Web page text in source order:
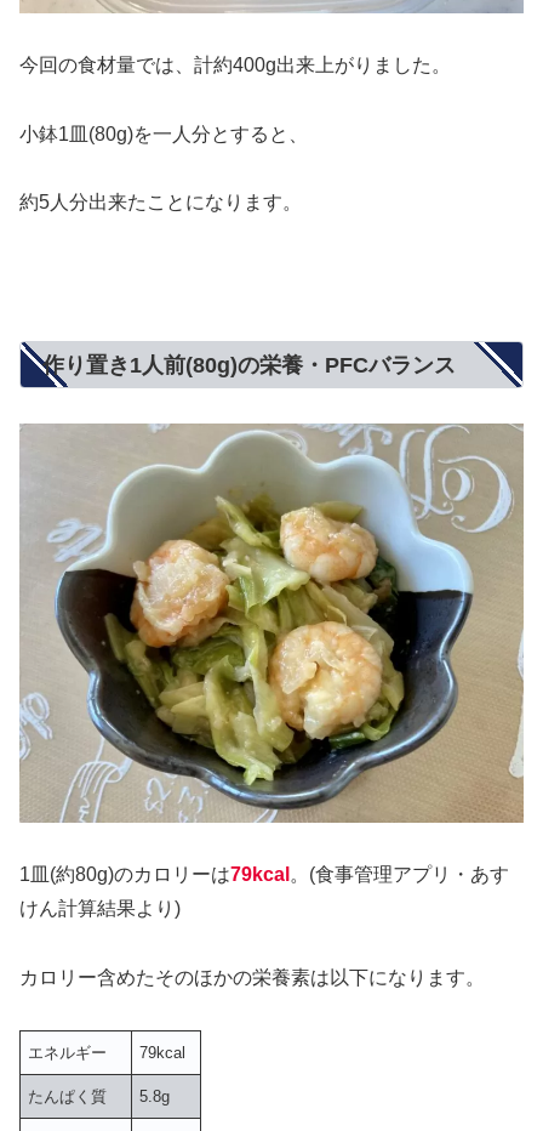
今回の食材量では、計約400g出来上がりました。
小鉢1皿(80g)を一人分とすると、
約5人分出来たことになります。
作り置き1人前(80g)の栄養・PFCバランス
1皿(約80g)のカロリーは79kcal 。(食事管理アプリ・あす
けん計算結果より)
カロリー含めたそのほかの栄養素は以下になります。
エネルギー 79kcal
たんぱく質 5.8g